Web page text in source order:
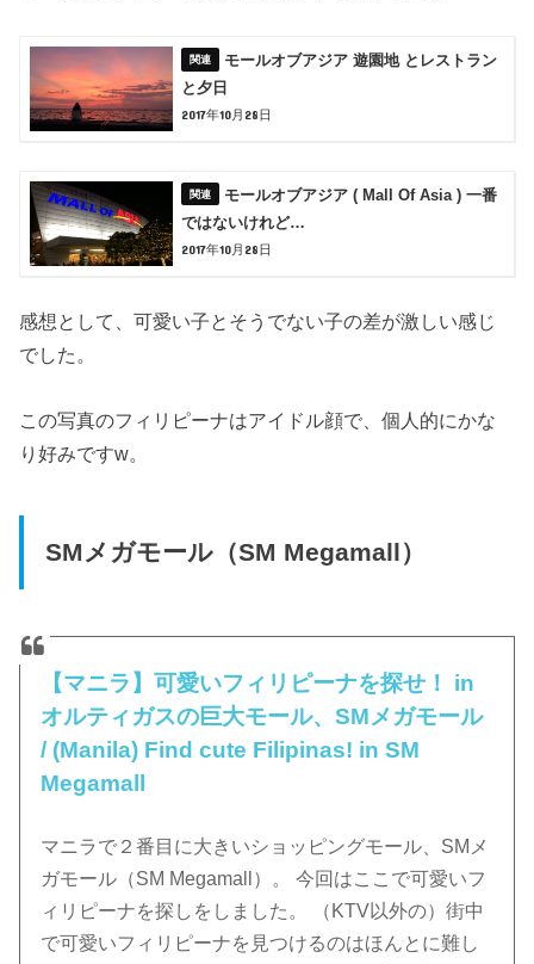
モールオブアジア 遊園地 とレストラン
と夕日
2017年10月28日
モールオブアジア ( Mall Of Asia ) 一番
ではないけれど…
2017年10月28日
感想として、可愛い子とそうでない子の差が激しい感じ
でした。
この写真のフィリピーナはアイドル顔で、個人的にかな
り好みですw。
SMメガモール（SM Megamall）
【マニラ】可愛いフィリピーナを探せ！ in
オルティガスの巨大モール、SMメガモール
/ (Manila) Find cute Filipinas! in SM
Megamall
マニラで２番目に大きいショッピングモール、SMメ
ガモール（SM Megamall）。 今回はここで可愛いフ
ィリピーナを探しをしました。 （KTV以外の）街中
で可愛いフィリピーナを見つけるのはほんとに難し